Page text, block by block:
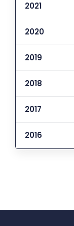
2021
2020
2019
2018
2017
2016